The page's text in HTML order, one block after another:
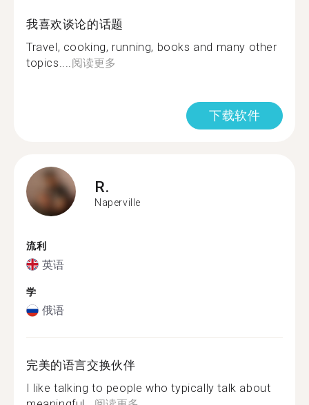
我喜欢谈论的话题
Travel, cooking, running, books and many other
topics....阅读更多
下载软件
R.
Naperville
流利
英语
学
俄语
完美的语言交换伙伴
I like talking to people who typically talk about